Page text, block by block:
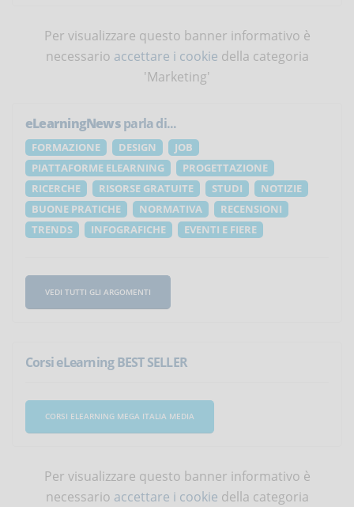
Per visualizzare questo banner informativo è
necessario accettare i cookie della categoria
'Marketing'
eLearningNewsparla di...
FORMAZIONE DESIGN
JOB
PIATTAFORME ELEARNING
PROGETTAZIONE
RICERCHE
RISORSE GRATUITE STUDI
NOTIZIE
BUONE PRATICHE
NORMATIVA
RECENSIONI
TRENDS
INFOGRAFICHE EVENTI E FIERE
VEDI TUTTI GLI ARGOMENTI
Corsi eLearning BEST SELLER
CORSI ELEARNING MEGA ITALIA MEDIA
Per visualizzare questo banner informativo è
necessario accettare i cookie della categoria